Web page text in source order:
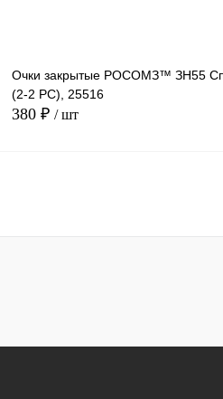
Очки закрытые РОСОМЗ™ ЗН55
(2-2 PC), 25516
380 ₽ / шт
Купить в